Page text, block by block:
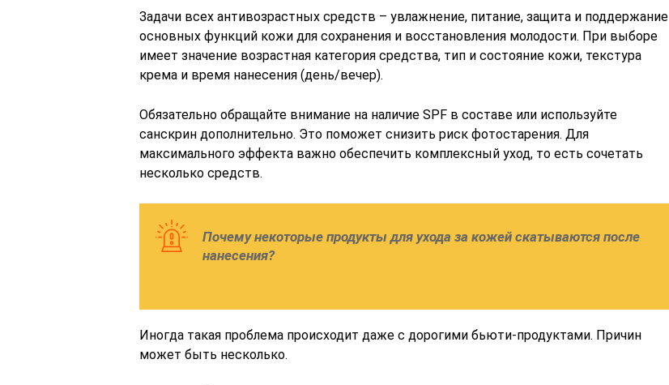
Задачи всех антивозрастных средств – увлажнение, питание, защита и поддержание
основных функций кожи для сохранения и восстановления молодости. При выборе
имеет значение возрастная категория средства, тип и состояние кожи, текстура
крема и время нанесения (день/вечер).
Обязательно обращайте внимание на наличие SPF в составе или используйте
санскрин дополнительно. Это поможет снизить риск фотостарения. Для
максимального эффекта важно обеспечить комплексный уход, то есть сочетать
несколько средств.
Почему некоторые продукты для ухода за кожей скатываются после
нанесения?
Иногда такая проблема происходит даже с дорогими бьюти-продуктами. Причин
может быть несколько.